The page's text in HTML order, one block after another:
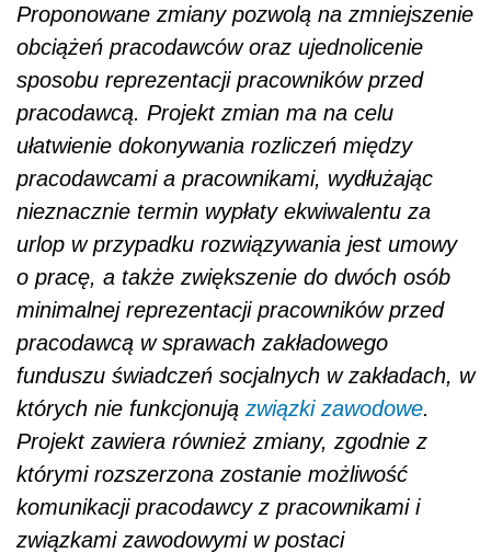
Proponowane zmiany pozwolą na zmniejszenie
obciążeń pracodawców oraz ujednolicenie
sposobu reprezentacji pracowników przed
pracodawcą. Projekt zmian ma na celu
ułatwienie dokonywania rozliczeń między
pracodawcami a pracownikami, wydłużając
nieznacznie termin wypłaty ekwiwalentu za
urlop w przypadku rozwiązywania jest umowy
o pracę, a także zwiększenie do dwóch osób
minimalnej reprezentacji pracowników przed
pracodawcą w sprawach zakładowego
funduszu świadczeń socjalnych w zakładach, w
których nie funkcjonują związki zawodowe.
Projekt zawiera również zmiany, zgodnie z
którymi rozszerzona zostanie możliwość
komunikacji pracodawcy z pracownikami i
związkami zawodowymi w postaci